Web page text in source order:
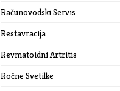
Računovodski Servis
Restavracija
Revmatoidni Artritis
Ročne Svetilke